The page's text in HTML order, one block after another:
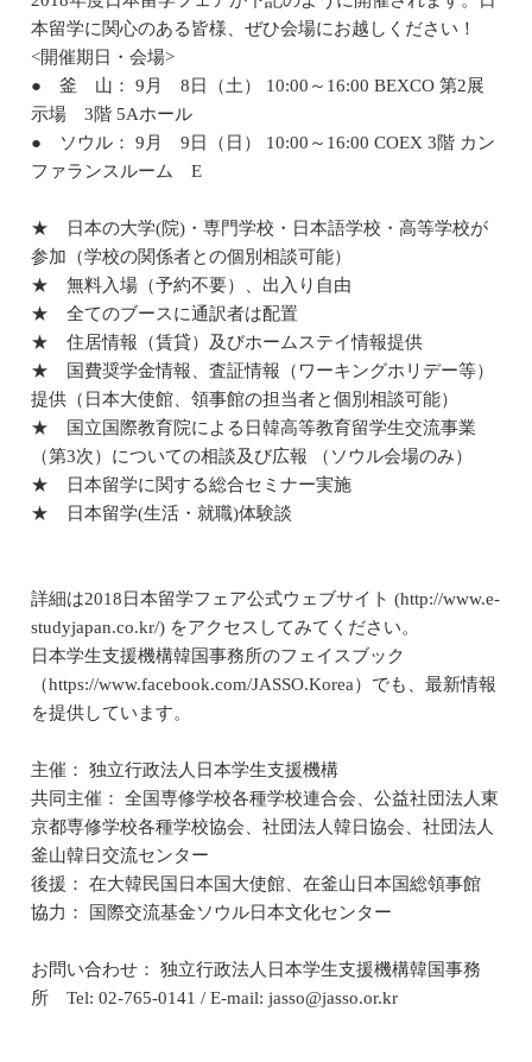
本留学に関心のある皆様、ぜひ会場にお越しください！
<開催期日・会場>
● 釜 山： 9月 8日（土） 10:00～16:00 BEXCO 第2展
示場 3階 5Aホール
● ソウル： 9月 9日（日） 10:00～16:00 COEX 3階 カン
ファランスルーム E
★ 日本の大学(院)・専門学校・日本語学校・高等学校が
参加（学校の関係者との個別相談可能）
★ 無料入場（予約不要）、出入り自由
★ 全てのブースに通訳者は配置
★ 住居情報（賃貸）及びホームステイ情報提供
★ 国費奨学金情報、査証情報（ワーキングホリデー等）
提供（日本大使館、領事館の担当者と個別相談可能）
★ 国立国際教育院による日韓高等教育留学生交流事業
（第3次）についての相談及び広報 （ソウル会場のみ）
★ 日本留学に関する総合セミナー実施
★ 日本留学(生活・就職)体験談
詳細は2018日本留学フェア公式ウェブサイト (http://www.e-
studyjapan.co.kr/) をアクセスしてみてください。
日本学生支援機構韓国事務所のフェイスブック
（https://www.facebook.com/JASSO.Korea）でも、最新情報
を提供しています。
主催： 独立行政法人日本学生支援機構
共同主催： 全国専修学校各種学校連合会、公益社団法人東
京都専修学校各種学校協会、社団法人韓日協会、社団法人
釜山韓日交流センター
後援： 在大韓民国日本国大使館、在釜山日本国総領事館
協力： 国際交流基金ソウル日本文化センター
お問い合わせ： 独立行政法人日本学生支援機構韓国事務
所 Tel: 02-765-0141 / E-mail: jasso@jasso.or.kr